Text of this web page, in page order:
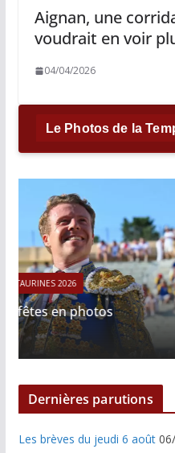
Aignan, une
voudrait en voir
04/04/2026
Le Photos de la
ACTUALITÉS TAURINES PHOTOS
Istres, le retour de
21/06/2026 Tertulias
Dernières parutions
Les brèves du jeudi 6 août